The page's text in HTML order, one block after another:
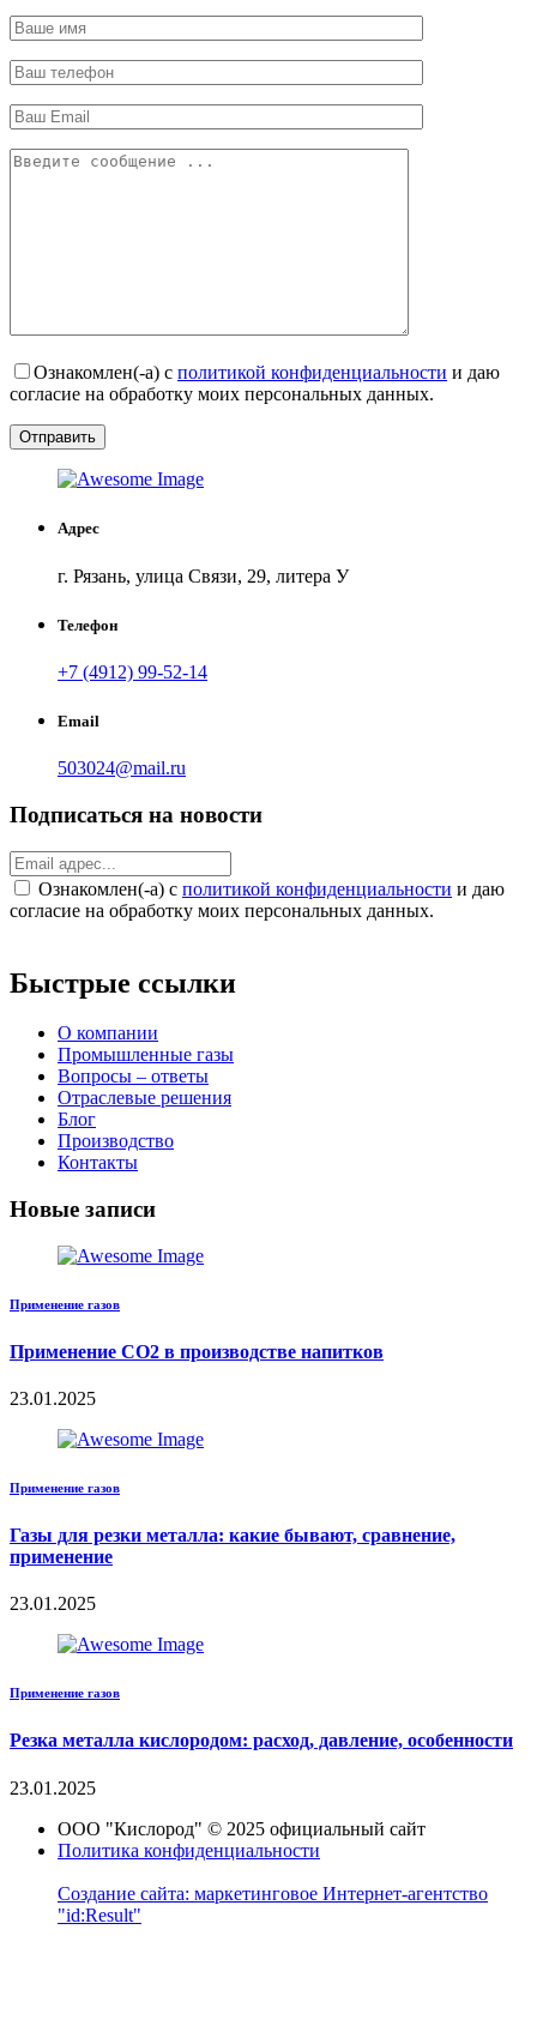
Ознакомлен(-а) с политикой конфиденциальности и даю
согласие на обработку моих персональных данных.
Отправить
Адрес
г. Рязань, улица Связи, 29, литера У
Телефон
+7 (4912) 99-52-14
Email
503024@mail.ru
Подписаться на новости
Ознакомлен(-а) с политикой конфиденциальности и даю
согласие на обработку моих персональных данных.
Быстрые ссылки
О компании
Промышленные газы
Вопросы – ответы
Отраслевые решения
Блог
Производство
Контакты
Новые записи
Применение газов
Применение CO2 в производстве напитков
23.01.2025
Применение газов
Газы для резки металла: какие бывают, сравнение,
применение
23.01.2025
Применение газов
Резка металла кислородом: расход, давление, особенности
23.01.2025
ООО "Кислород" © 2025 официальный сайт
Политика конфиденциальности
Создание сайта: маркетинговое Интернет-агентство
"id:Result"